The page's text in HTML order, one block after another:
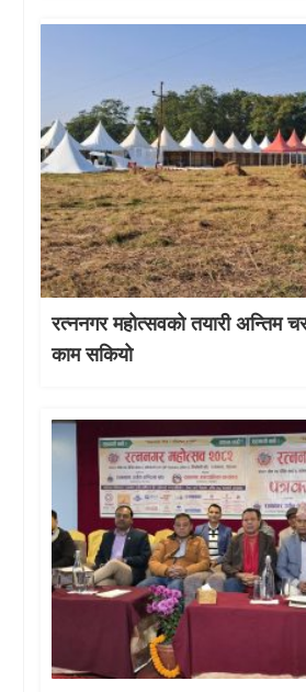
रत्ननगर महोत्सवको तयारी अन्तिम
काम सकियो